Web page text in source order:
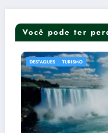
Você pode ter
DESTAQUES TURISMO